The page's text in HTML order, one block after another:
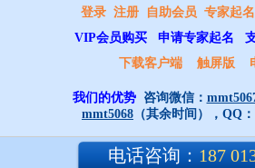
登录 注册 自助会员 专家起名
VIP会员购买
申请专家起名
下载客户端
触屏版
我们的优势 咨询微信：
mmt5068 （其余时间），QQ：
电话咨询： 187